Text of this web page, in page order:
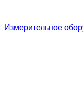
Измерительное